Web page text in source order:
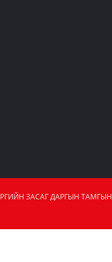
ЗАСАГ ДАРГЫН ТАМГЫН